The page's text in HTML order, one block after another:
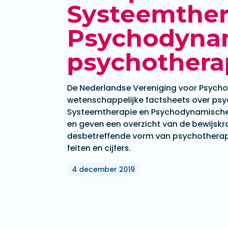
De Nederlandse Vereniging voor
wetenschappelijke factsheets over
Systeemtherapie en
en geven een overzicht van de
desbetreffende vorm van
feiten en cijfers.
4 december 2019